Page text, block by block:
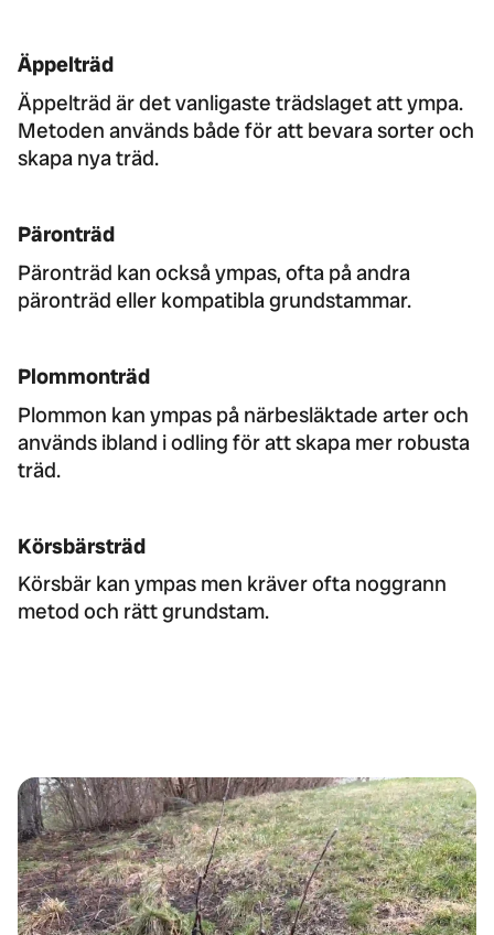
Äppelträd
Äppelträd är det vanligaste trädslaget att ympa.
Metoden används både för att bevara sorter och
skapa nya träd.
Päronträd
Päronträd kan också ympas, ofta på andra
päronträd eller kompatibla grundstammar.
Plommonträd
Plommon kan ympas på närbesläktade arter och
används ibland i odling för att skapa mer robusta
träd.
Körsbärsträd
Körsbär kan ympas men kräver ofta noggrann
metod och rätt grundstam.